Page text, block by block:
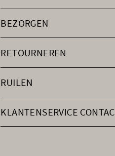
BEZORGEN
RETOURNEREN
RUILEN
KLANTENSERVICE